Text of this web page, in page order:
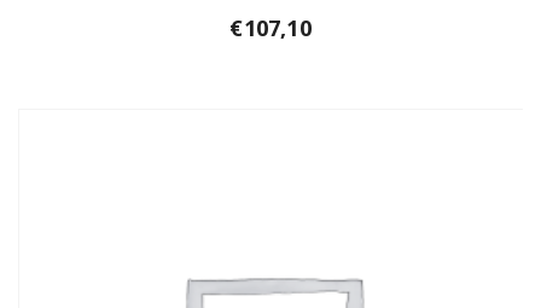
€107,10